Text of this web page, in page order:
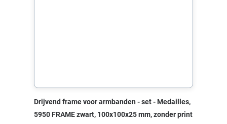
Drijvend frame voor armbanden - set - Medailles,
5950 FRAME zwart, 100x100x25 mm, zonder print